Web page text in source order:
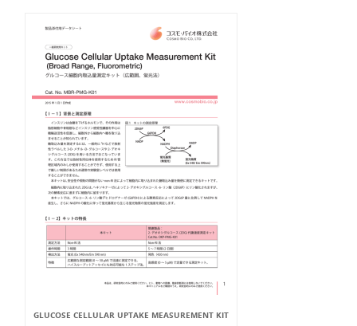
GLUCOSE CELLULAR UPTAKE MEASUREMENT KIT